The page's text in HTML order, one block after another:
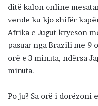
ditë kalon online
vende ku kjo shifër
Afrika e Jugut kryeson
pasuar nga Brazili me 9
orë e 3 minuta, ndërsa
minuta.
Po ju? Sa orë i dorëzoni